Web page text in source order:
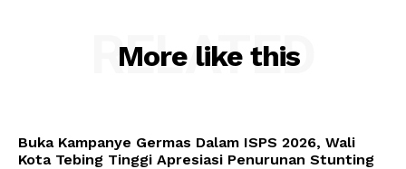
More like this
RELATED
Buka Kampanye Germas Dalam ISPS 2026, Wali
Kota Tebing Tinggi Apresiasi Penurunan Stunting